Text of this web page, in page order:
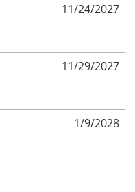
11/24/2027
11/29/2027
1/9/2028